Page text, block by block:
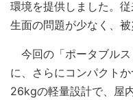
環境を提供しました。
生面の問題が少なく、
今回の「ポータブルス
に、さらにコンパクト
26kgの軽量設計で、屋